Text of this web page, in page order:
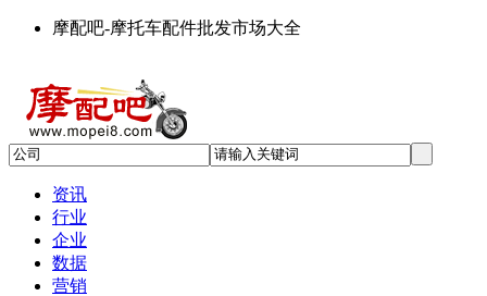
摩配吧-摩托车配件批发市场大全
资讯
行业
企业
数据
营销